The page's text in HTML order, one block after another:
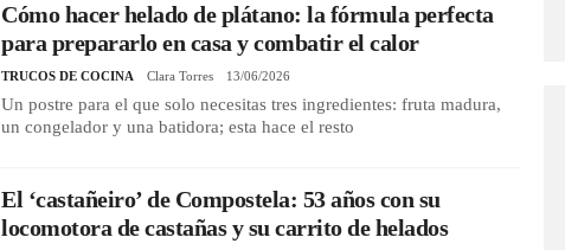
Cómo hacer helado de plátano: la fórmula perfecta
para prepararlo en casa y combatir el calor
TRUCOS DE COCINA Clara Torres 13/06/2026
Un postre para el que solo necesitas tres ingredientes: fruta madura,
un congelador y una batidora; esta hace el resto
El ‘castañeiro’ de Compostela: 53 años con su
locomotora de castañas y su carrito de helados